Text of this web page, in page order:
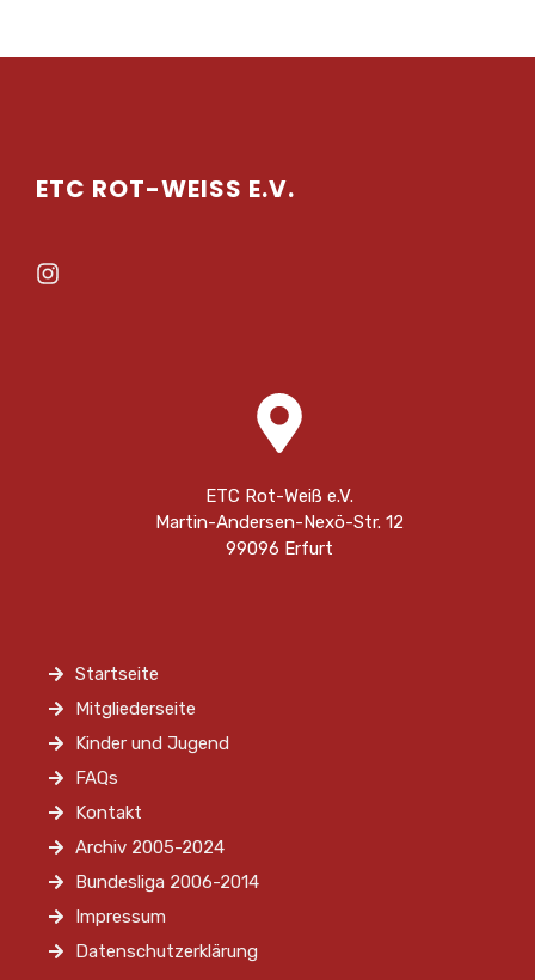
ETC ROT-WEISS E.V.
ETC Rot-Weiß e.V.
Martin-Andersen-Nexö-Str. 12
99096 Erfurt
Startseite
Mitgliederseite
Kinder und Jugend
FAQs
Kontakt
Archiv 2005-2024
Bundesliga 2006-2014
Impressum
Datenschutzerklärung